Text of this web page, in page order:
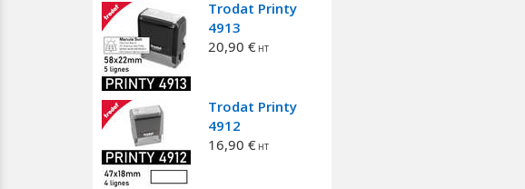
Trodat Printy
4913
20,90 €
Trodat Printy
4912
16,90 €